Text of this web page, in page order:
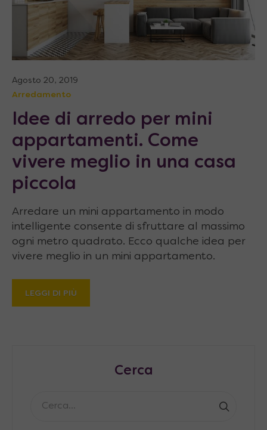
Agosto 20, 2019
Arredamento
Idee di arredo per mini
appartamenti. Come
vivere meglio in una casa
piccola
Arredare un mini appartamento in modo
intelligente consente di sfruttare al massimo
ogni metro quadrato. Ecco qualche idea per
vivere meglio in un mini appartamento.
LEGGI DI PIÙ
Cerca